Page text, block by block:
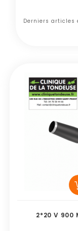
Derniers articles
2*20 V 900